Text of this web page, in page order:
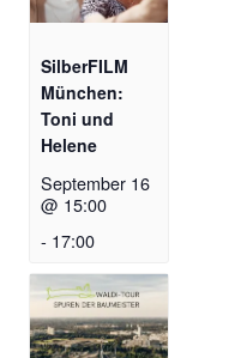
SilberFILM
München:
Toni und
Helene
September 16
@ 15:00
- 17:00